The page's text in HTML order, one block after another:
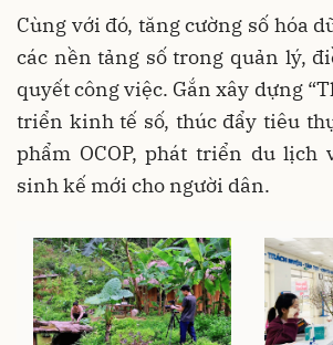
Cùng với đó, tăng cường số hóa
các nền tảng số trong quản lý,
quyết công việc. Gắn xây dựng
triển kinh tế số, thúc đẩy tiêu
phẩm OCOP, phát triển du lịch
sinh kế mới cho người dân.